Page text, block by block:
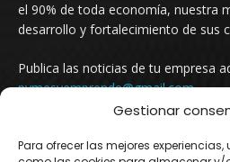
Gestionar
Para ofrecer las mejores
el 90% de toda economía, nuestra
desarrollo y fortalecimiento de sus
Publica las noticias de tu empresa
pymesyemprende@gmail.com